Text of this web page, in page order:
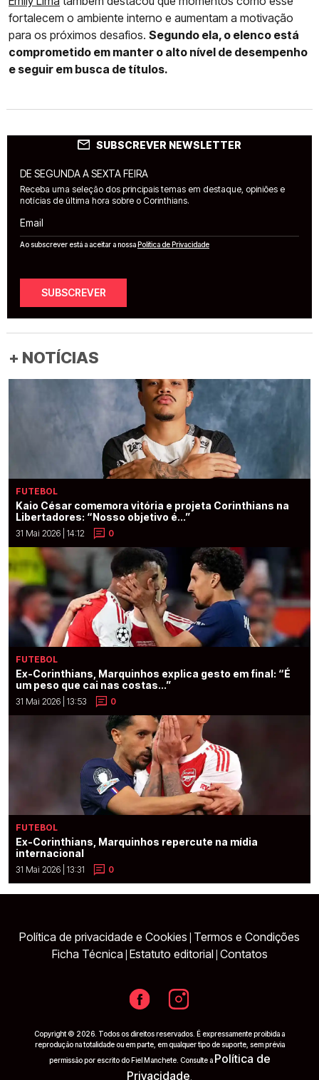
fortalecem o ambiente interno e aumentam a motivação
para os próximos desafios. Segundo ela, o elenco está
comprometido em manter o alto nível de desempenho
e seguir em busca de títulos.
SUBSCREVER NEWSLETTER
DE SEGUNDA A SEXTA FEIRA
Receba uma seleção dos principais temas em destaque, opiniões e
notícias de última hora sobre o Corinthians.
Email
Ao subscrever está a aceitar a nossaPolítica de Privacidade
SUBSCREVER
+ NOTÍCIAS
FUTEBOL
Kaio César comemora vitória e projeta Corinthians na
Libertadores: “Nosso objetivo é...”
31 Mai 2026 | 14:12 0
FUTEBOL
Ex-Corinthians, Marquinhos explica gesto em final: “É
um peso que cai nas costas...”
31 Mai 2026 | 13:53 0
FUTEBOL
Ex-Corinthians, Marquinhos repercute na mídia
internacional
31 Mai 2026 | 13:31 0
Política de privacidade e Cookies Termos e Condições
Ficha Técnica Estatuto editorial Contatos
Copyright © 2026. Todos os direitos reservados. É expressamente proibida a
reprodução na totalidade ou em parte, em qualquer tipo de suporte, sem prévia
permissão por escrito do Fiel Manchete. Consulte a Política de
Privacidade